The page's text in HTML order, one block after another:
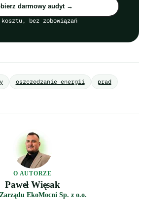
darmowy audyt →
kosztu, bez zobowiązań
oszczedzanie energii prad
O AUTORZE
Paweł Więsak
EkoMocni Sp. z o.o.